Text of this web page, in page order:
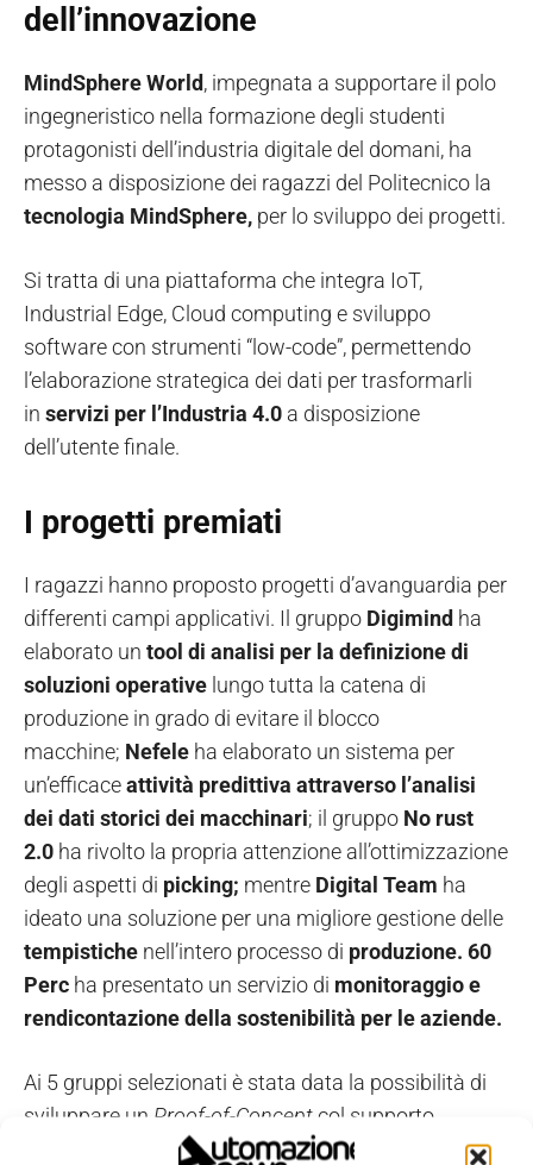
dell’innovazione
MindSphere World, impegnata a supportare il polo
ingegneristico nella formazione degli studenti
protagonisti dell’industria digitale del domani, ha
messo a disposizione dei ragazzi del Politecnico la
tecnologia MindSphere, per lo sviluppo dei progetti.
Si tratta di una piattaforma che integra IoT,
Industrial Edge, Cloud computing e sviluppo
software con strumenti “low-code”, permettendo
l’elaborazione strategica dei dati per trasformarli
in servizi per l’Industria 4.0 a disposizione
dell’utente finale.
I progetti premiati
I ragazzi hanno proposto progetti d’avanguardia per
differenti campi applicativi. Il gruppo Digimind ha
elaborato un tool di analisi per la definizione di
soluzioni operative lungo tutta la catena di
produzione in grado di evitare il blocco
macchine; Nefele ha elaborato un sistema per
un’efficaceattività predittiva attraverso l’analisi
dei dati storici dei macchinari; il gruppo No rust
2.0 ha rivolto la propria attenzione all’ottimizzazione
degli aspetti di picking; mentre Digital Team ha
ideato una soluzione per una migliore gestione delle
tempistiche nell’intero processo di produzione. 60
Perc ha presentato un servizio di monitoraggio e
rendicontazione della sostenibilità per le aziende.
Ai 5 gruppi selezionati è stata data la possibilità di
sviluppare un Proof-of-Concept col supporto
dell’Associazione, per sperimentare l’intero processo